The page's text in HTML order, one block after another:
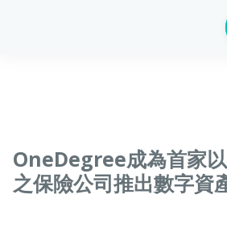
OneDegree成為首家
之保險公司推出數字資